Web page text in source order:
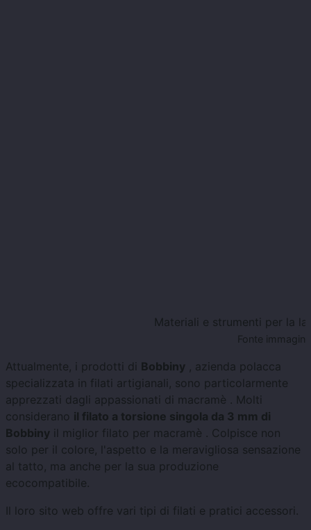
Materiali e strumenti per la
Fonte
Attualmente, i prodotti di Bobbiny , azienda polacca
specializzata in filati artigianali, sono particolarmente
apprezzati dagli appassionati di macramè . Molti
considerano il filato a torsione singola da 3 mm di
Bobbiny il miglior filato per macramè . Colpisce non
solo per il colore, l'aspetto e la meravigliosa sensazione
al tatto, ma anche per la sua produzione
ecocompatibile.
Il loro sito web offre vari tipi di filati e pratici accessori.